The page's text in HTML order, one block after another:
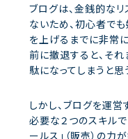
ブログは、金銭的な
ないため、初心者で
を上げるまでに非常
前に撤退すると、そ
駄になってしまうと思
しかし、ブログを運
必要な２つのスキルで
ールス」（販売）の力